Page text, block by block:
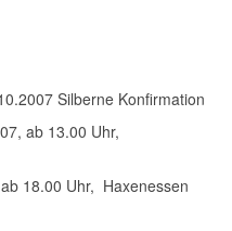
Silberne Konfirmation
ab 13.00 Uhr,
18.00 Uhr, Haxenessen